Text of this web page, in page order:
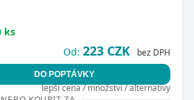
ks
Od: 223 CZK bez DPH
DO POPTÁVKY
lepší cena / množství / alternativy